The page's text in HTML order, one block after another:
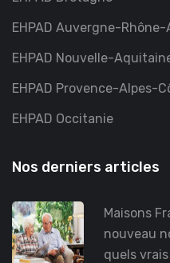
EHPAD Auvergne-Rhône-
EHPAD Nouvelle-
EHPAD Provence-Alpes-
EHPAD Occitanie
Nos derniers articles
Maisons
nouveau
quels